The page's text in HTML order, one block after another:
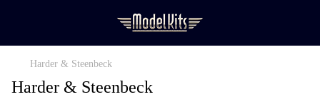
Harder & Steenbeck
Harder & Steenbeck